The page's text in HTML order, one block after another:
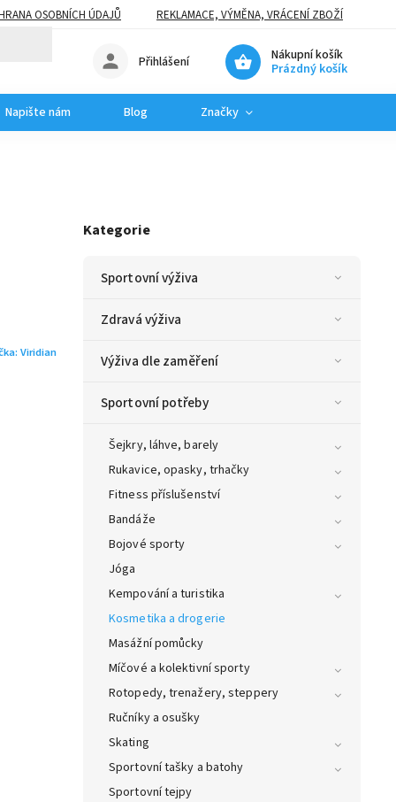
OSOBNÍCH ÚDAJŮ REKLAMACE, VÝMĚNA, VRÁCENÍ ZBOŽÍ
Nákupní košík
Prázdný košík
Přihlášení
Napište nám Blog Značky
Kategorie
Sportovní výživa
Zdravá výživa
Výživa dle zaměření
Sportovní potřeby
Šejkry, láhve, barely
Rukavice, opasky, trhačky
Fitness příslušenství
Bandáže
Bojové sporty
Jóga
Kempování a turistika
Kosmetika a drogerie
Masážní pomůcky
Míčové a kolektivní sporty
Rotopedy, trenažery, steppery
Ručníky a osušky
Skating
Sportovní tašky a batohy
Sportovní tejpy
Viridian